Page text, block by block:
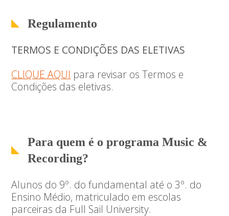
Regulamento
TERMOS E CONDIÇÕES DAS ELETIVAS
CLIQUE AQUI para revisar os Termos e
Condições das eletivas.
Para quem é o programa Music &
Recording?
Alunos do 9º. do fundamental até o 3º. do
Ensino Médio, matriculado em escolas
parceiras da Full Sail University.